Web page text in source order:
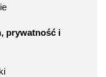
prywatność i